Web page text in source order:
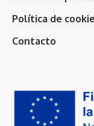
Política de
Contacto